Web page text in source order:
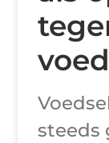
steeds